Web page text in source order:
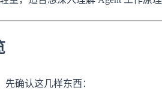
确认这几样东西：